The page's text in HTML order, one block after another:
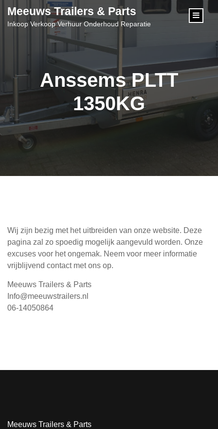
Meeuws Trailers & Parts
Inkoop Verkoop Verhuur Onderhoud Reparatie
Anssems PLTT
1350KG
Wij zijn bezig met het uitbreiden van onze website. Deze
pagina zal zo spoedig mogelijk aangevuld worden. Onze
excuses voor het ongemak. Neem voor meer informatie
vrijblijvend contact met ons op.
Meeuws Trailers & Parts
Info@meeuwstrailers.nl
06-14050864
Meeuws Trailers & Parts